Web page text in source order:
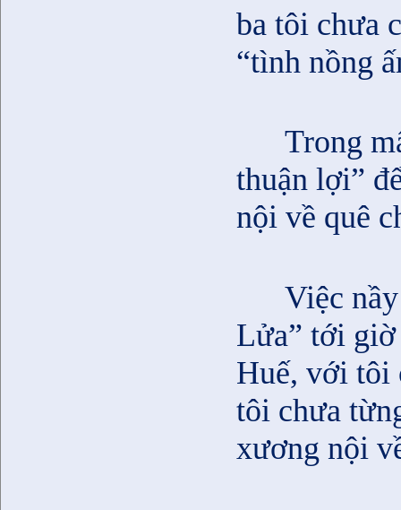
ba tôi chưa
“tình nồng
Trong
thuận lợi”
nội về quê
Việc
Lửa” tới
Huế, với tôi
tôi chưa
xương nội